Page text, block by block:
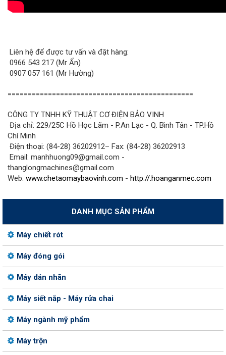
Liên hệ để được tư vấn và đặt hàng:
0966 543 217 (Mr Ẩn)
0907 057 161 (Mr Hường)
==============================================
CÔNG TY TNHH KỸ THUẬT CƠ ĐIỆN BẢO VINH
Địa chỉ: 229/25C Hồ Học Lãm - P.An Lạc - Q. Bình Tân - TP.Hồ
Chí Minh
Điện thoại: (84-28) 36202912– Fax: (84-28) 36202913
Email: manhhuong09@gmail.com -
thanglongmachines@gmail.com
Web: www.chetaomaybaovinh.com - http://.hoanganmec.com
DANH MỤC SẢN PHẨM
Máy chiết rót
Máy đóng gói
Máy dán nhãn
Máy siết nắp - Máy rửa chai
Máy ngành mỹ phẩm
Máy trộn